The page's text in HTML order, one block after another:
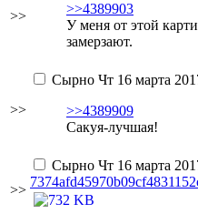
>>
>>4389903
У меня от этой
замерзают.
>>
Сырно Чт 16 марта
>>4389909
Сакуя-лучшая!
>>
Сырно Чт 16 марта